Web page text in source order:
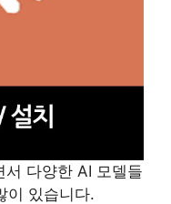
서 다양한 AI 모델들
이 있습니다.